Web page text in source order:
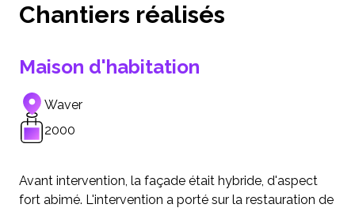
Chantiers réalisés
Maison d'habitation
Waver
2000
Avant intervention, la façade était hybride, d'aspect
fort abimé. L'intervention a porté sur la restauration de